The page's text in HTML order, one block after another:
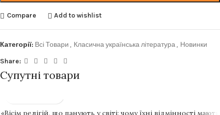
Compare Add to wishlist
Категорії: Всі Товари , Класична українська література, Новинки
Share:
Супутні товари
«Вісім релігій, що панують у світі: чому їхні відмінності мають